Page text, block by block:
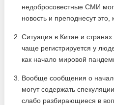
недобросовестные СМИ
новость и преподнесут это,
Ситуация в Китае и
чаще регистрируется у
как начало мировой
Вообще сообщения о
могут содержать
слабо разбирающиеся в